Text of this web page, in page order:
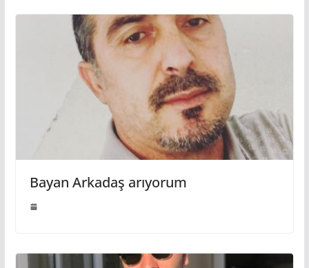
Bayan Arkadaş arıyorum